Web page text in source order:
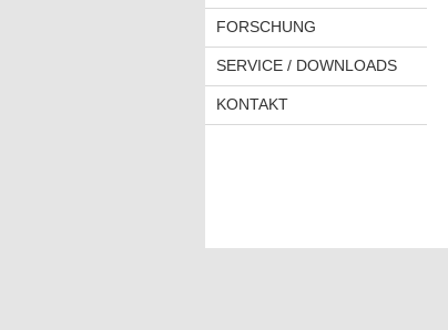
FORSCHUNG
SERVICE / DOWNLOADS
KONTAKT